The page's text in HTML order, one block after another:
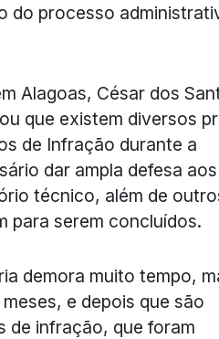
do processo
Alagoas, César dos
que existem diversos
de Infração durante a
dar ampla defesa aos
técnico, além de
para serem concluídos.
demora muito tempo,
e depois que são
de infração, que foram